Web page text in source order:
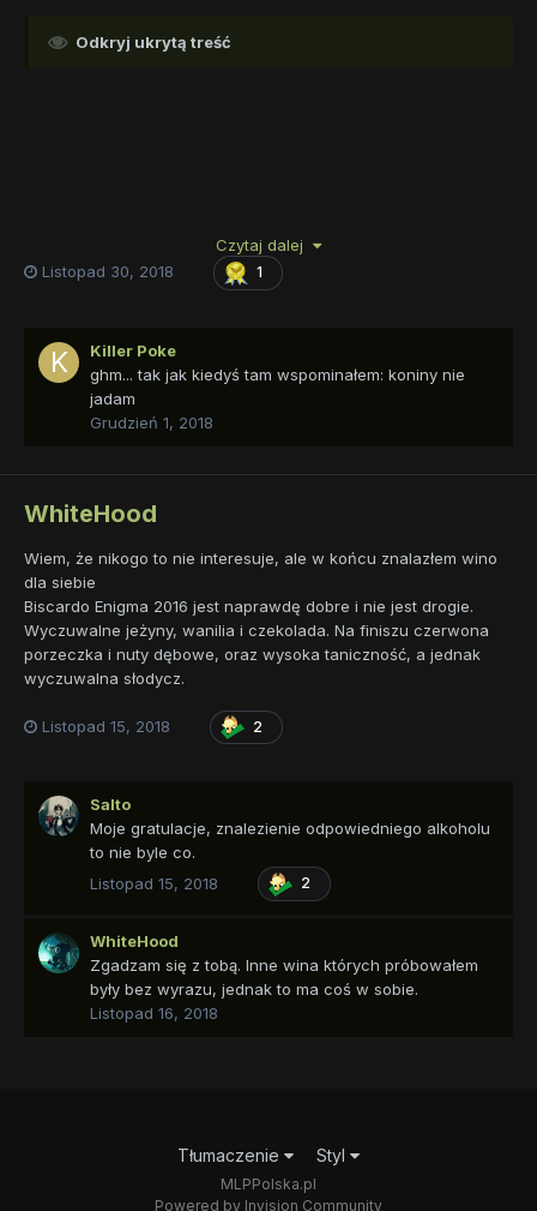
Odkryj ukrytą treść
Czytaj dalej
Listopad 30, 2018
1
Killer Poke
ghm... tak jak kiedyś tam wspominałem: koniny nie
jadam
Grudzień 1, 2018
WhiteHood
Wiem, że nikogo to nie interesuje, ale w końcu znalazłem wino
dla siebie
Biscardo Enigma 2016 jest naprawdę dobre i nie jest drogie.
Wyczuwalne jeżyny, wanilia i czekolada. Na finiszu czerwona
porzeczka i nuty dębowe, oraz wysoka taniczność, a jednak
wyczuwalna słodycz.
Listopad 15, 2018 2
Salto
Moje gratulacje, znalezienie odpowiedniego alkoholu
to nie byle co.
Listopad 15, 2018
2
WhiteHood
Zgadzam się z tobą. Inne wina których próbowałem
były bez wyrazu, jednak to ma coś w sobie.
Listopad 16, 2018
Tłumaczenie Styl
MLPPolska.pl
Powered by Invision Community